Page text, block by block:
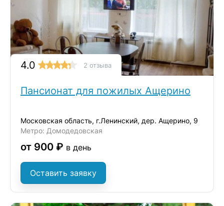
4.0 2 отзыва
Пансионат для пожилых Ащерино
Московская область, г.Ленинский, дер. Ащерино, 9
Метро: Домодедовская
от 900 ₽ в день
Оставить заявку